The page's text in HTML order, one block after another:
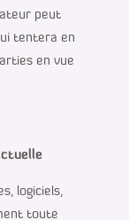
peut
tentera en
en vue
logiciels,
toute